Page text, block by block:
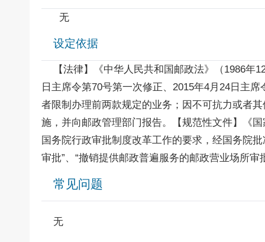
无
设定依据
【法律】《中华人民共和国邮政法》（1986年
日主席令第70号第一次修正、2015年4月24日主
者限制办理前两款规定的业务；因不可抗力或者
施，并向邮政管理部门报告。【规范性文件】《
国务院行政审批制度改革工作的要求，经国务院
审批”、“撤销提供邮政普遍服务的邮政营业场所
常见问题
无